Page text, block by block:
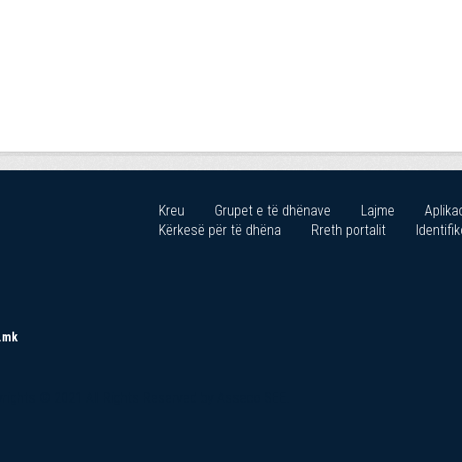
Kreu Grupet e të dhënave Lajme
Kërkesë për të dhëna
Rreth portalit